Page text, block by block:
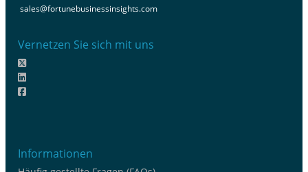
sales@fortunebusinessinsights.com
Vernetzen Sie sich mit uns
Informationen